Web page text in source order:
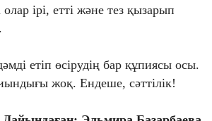
ірі, етті және тез қызарып
етіп өсірудің бар құпиясы осы.
жоқ. Ендеше, сәттілік!